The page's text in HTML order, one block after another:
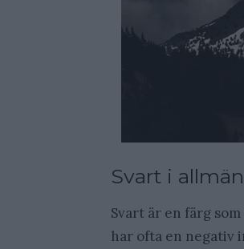
Svart i
Svart är en färg
har ofta en negativ